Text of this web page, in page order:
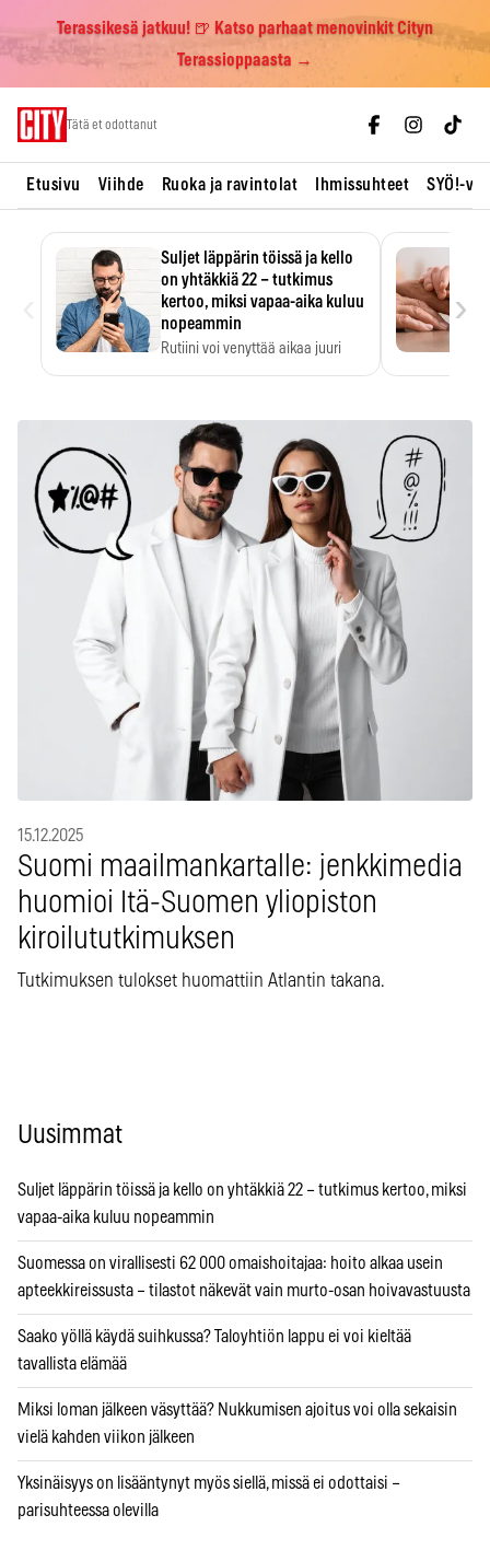
Terassikesä jatkuu! 🍺 Katso parhaat menovinkit Cityn
Terassioppaasta →
Tätä et odottanut
Etusivu Viihde Ruoka ja ravintolat Ihmissuhteet SYÖ!-
Suljet läppärin töissä ja kello
on yhtäkkiä 22 – tutkimus
kertoo, miksi vapaa-aika kuluu
nopeammin
Rutiini voi venyttää aikaa juuri
›
15.12.2025
Suomi maailmankartalle: jenkkimedia
huomioi Itä-Suomen yliopiston
kiroilututkimuksen
Tutkimuksen tulokset huomattiin Atlantin takana.
Uusimmat
Suljet läppärin töissä ja kello on yhtäkkiä 22 – tutkimus kertoo, miksi
vapaa-aika kuluu nopeammin
Suomessa on virallisesti 62 000 omaishoitajaa: hoito alkaa usein
apteekkireissusta – tilastot näkevät vain murto-osan hoivavastuusta
Saako yöllä käydä suihkussa? Taloyhtiön lappu ei voi kieltää
tavallista elämää
Miksi loman jälkeen väsyttää? Nukkumisen ajoitus voi olla sekaisin
vielä kahden viikon jälkeen
Yksinäisyys on lisääntynyt myös siellä, missä ei odottaisi –
parisuhteessa olevilla